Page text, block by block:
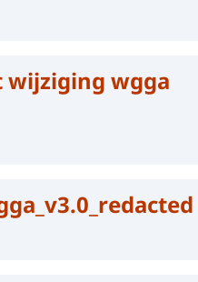
wijziging wgga